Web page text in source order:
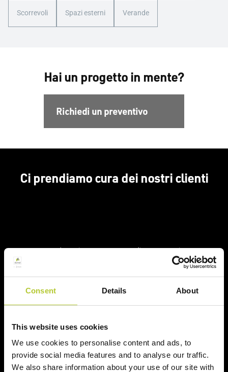
Consent Details About
This website uses cookies
We use cookies to personalise content and ads, to
provide social media features and to analyse our traffic.
We also share information about your use of our site with
Scorrevoli Spazi esterni Verande
Hai un progetto in mente?
Richiedi un preventivo
Ci prendiamo cura dei nostri clienti
Un'esperienza
+ di 170 Maestri
Serramentisti Domal